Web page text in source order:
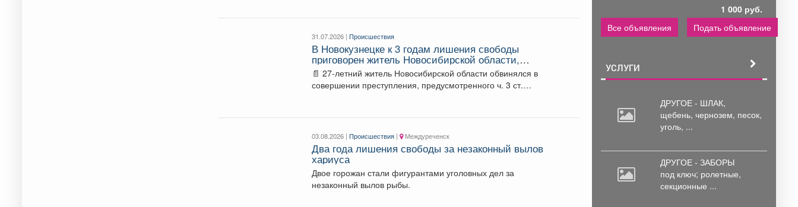
31.07.2026 |Происшествия
В Новокузнецке к 3 годам лишения свободы
приговорен житель Новосибирской области,
организовавший узел связи для телефонных
мошенников
📄 27-летний житель Новосибирской области обвинялся в
совершении преступления, предусмотренного ч. 3 ст.
03.08.2026 |Происшествия | Междуреченск
Два года лишения свободы за незаконный вылов
хариуса
Двое горожан стали фигурантами уголовных дел за
незаконный вылов рыбы.
1 000 руб.
Все объявления
Подать объявление
УСЛУГИ
ДРУГОЕ - ШЛАК,
щебень, чернозем, песок,
уголь, ...
ДРУГОЕ - ЗАБОРЫ
под ключ; ролетные,
секционные ...